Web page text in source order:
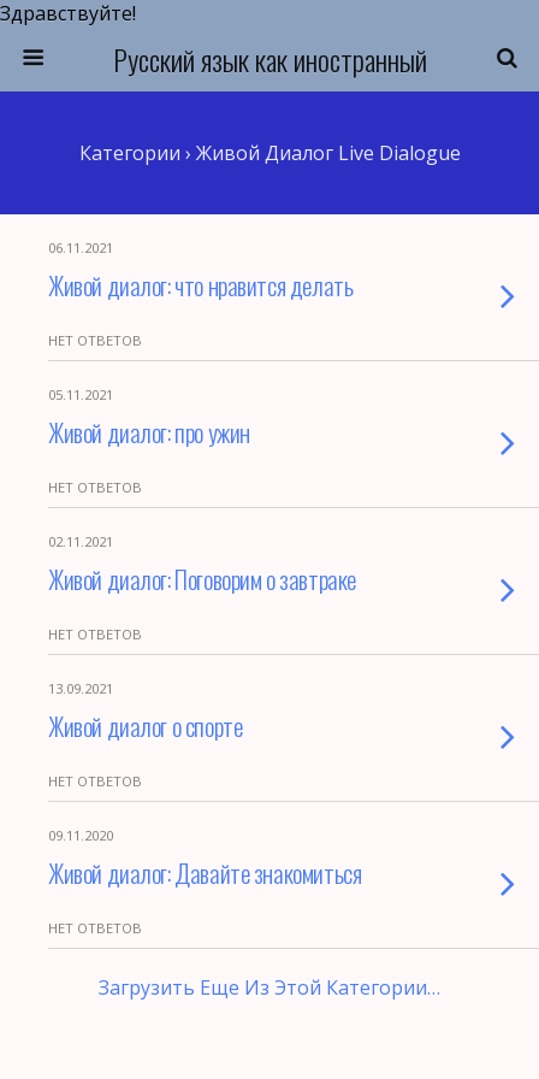
Здравствуйте!
Русский язык как иностранный
Категории › Живой Диалог Live Dialogue
06.11.2021
Живой диалог: что нравится делать
НЕТ ОТВЕТОВ
05.11.2021
Живой диалог: про ужин
НЕТ ОТВЕТОВ
02.11.2021
Живой диалог: Поговорим о завтраке
НЕТ ОТВЕТОВ
13.09.2021
Живой диалог о спорте
НЕТ ОТВЕТОВ
09.11.2020
Живой диалог: Давайте знакомиться
НЕТ ОТВЕТОВ
Загрузить Еще Из Этой Категории…